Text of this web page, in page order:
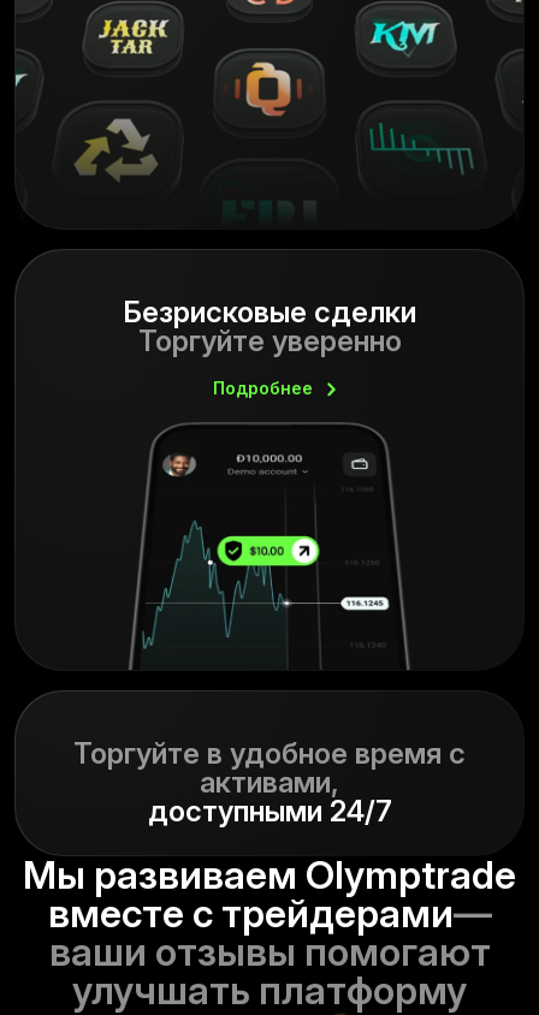
Безрисковые сделки
Торгуйте уверенно
Подробнее
Торгуйте в удобное время с
активами,
доступными 24/7
Мы развиваем Olymptrade
вместе с трейдерами—
ваши отзывы помогают
улучшать платформу